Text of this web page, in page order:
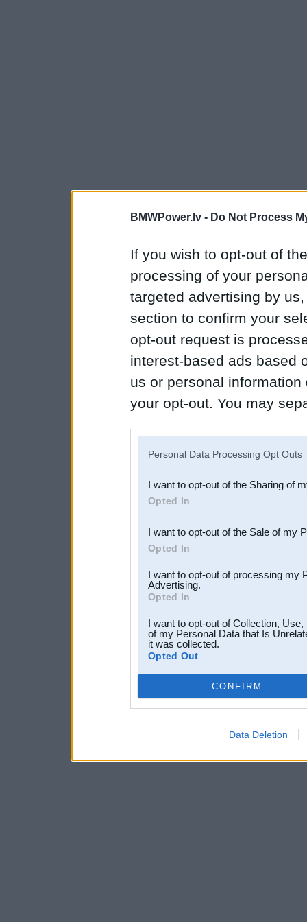
BMWPower.lv - Do Not Process
If you wish to opt-out of
processing of your
targeted advertising by
section to confirm your
opt-out request is
interest-based ads based
us or personal
your opt-out. You may
Downstream Participants
third parties.
Personal Data Processing Opt Outs
I want to opt-out of the Sharing of
Opted In
I want to opt-out of the Sale of my
Opted In
I want to opt-out of processing my
Advertising.
Opted In
I want to opt-out of Collection,
of my Personal Data that Is
it was collected.
Opted Out
CONFIRM
Data Deletion